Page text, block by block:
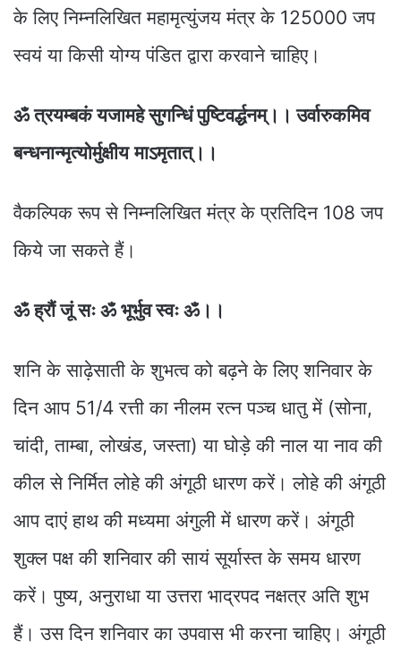
के लिए निम्नलिखित महामृत्युंजय मंत्र के 125000 जप
स्वयं या किसी योग्य पंडित द्वारा करवाने चाहिए।
ॐ त्रयम्बकं यजामहे सुगन्धिं पुष्टिवर्द्धनम्।। उर्वारुकमिव
बन्धनान्मृत्योर्मुक्षीय माऽमृतात्‌।।
वैकल्पिक रूप से निम्नलिखित मंत्र के प्रतिदिन 108 जप
किये जा सकते हैं।
ॐह्रौं जूं सः ॐ भूर्भुवस्वः ॐ।।
शनि के साढ़ेसाती के शुभत्व को बढ़ने के लिए शनिवार के
दिन आप 51/4 रत्ती का नीलम रत्न पञ्च धातु में (सोना,
चांदी, ताम्बा, लोखंड, जस्ता) या घोड़े की नाल या नाव की
कील से निर्मित लोहे की अंगूठी धारण करें। लोहे की अंगूठी
आप दाएं हाथ की मध्यमा अंगुली में धारण करें। अंगूठी
शुक्ल पक्ष की शनिवार की सायं सूर्यास्त के समय धारण
करें। पुष्य, अनुराधा या उत्तरा भाद्रपद नक्षत्र अति शुभ
हैं। उस दिन शनिवार का उपवास भी करना चाहिए। अंगूठी